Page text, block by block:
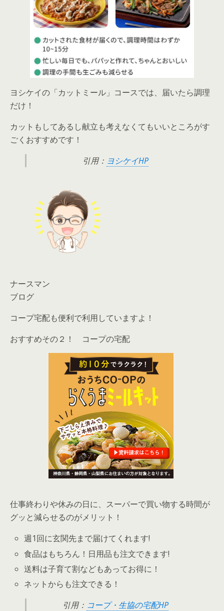
ヨシケイの「カットミール」コースでは、届いたら調理
だけ！
カットもしてあるし献立も考えなくてもいいところがす
ごくおすすめです！
引用： ヨシケイHP
ナースマン
ブログ
コープ宅配も便利で利用していますよ！
おすすめその２！ コープの宅配
仕事終わりや休みの日に、スーパーで買い物する時間が
グッと減らせるのがメリット！
週1回に玄関先まで届けてくれます!
食品はもちろん！日用品も注文できます!
送料は子育て割などもあってお得に！
ネットからも注文できる！
引用： コープ・生協の宅配HP